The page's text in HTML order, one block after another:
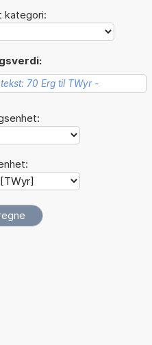
kategori: